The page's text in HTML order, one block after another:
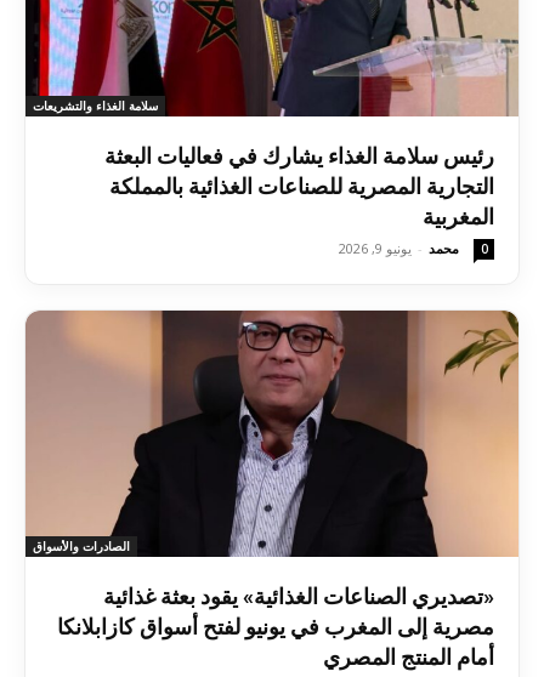
سلامة الغذاء والتشريعات
رئيس سلامة الغذاء يشارك في فعاليات البعثة
التجارية المصرية للصناعات الغذائية بالمملكة
المغربية
محمد - يونيو 9, 2026 0
الصادرات والأسواق
«تصديري الصناعات الغذائية» يقود بعثة غذائية
مصرية إلى المغرب في يونيو لفتح أسواق كازابلانكا
أمام المنتج المصري